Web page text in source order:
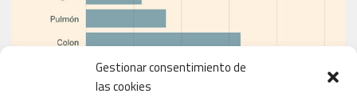
Gestionar consentimiento de
las cookies